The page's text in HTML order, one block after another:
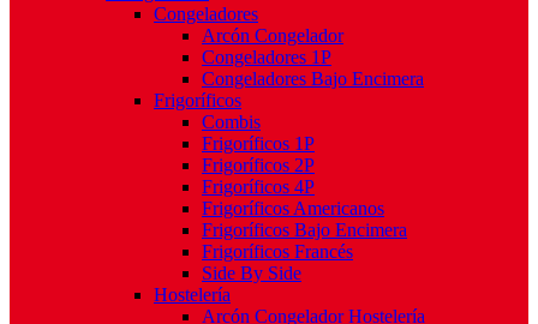
Congeladores
Arcón Congelador
Congeladores 1P
Congeladores Bajo Encimera
Frigoríficos
Combis
Frigoríficos 1P
Frigoríficos 2P
Frigoríficos 4P
Frigoríficos Americanos
Frigoríficos Bajo Encimera
Frigoríficos Francés
Side By Side
Hostelería
Arcón Congelador Hostelería